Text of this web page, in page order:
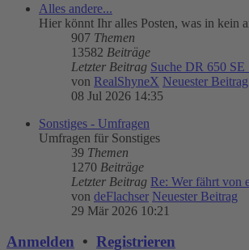
Alles andere...
Hier könnt Ihr alles Posten, was in kein
907 Themen
13582 Beiträge
Letzter Beitrag Suche DR 650 SE
von RealShyneX Neuester Beitrag
08 Jul 2026 14:35
Sonstiges - Umfragen
Umfragen für Sonstiges
39 Themen
1270 Beiträge
Letzter Beitrag Re: Wer fährt von
von deFlachser Neuester Beitrag
29 Mär 2026 10:21
Anmelden • Registrieren